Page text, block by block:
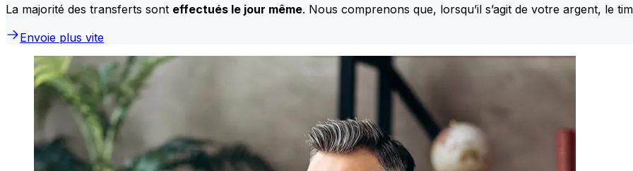
La majorité des transferts sont effectués le jour même. Nous comprenons que, lorsqu’il s’agit de votre argent, le
Envoie plus vite